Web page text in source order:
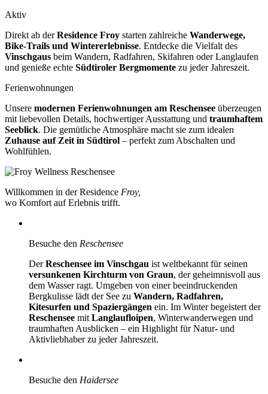
Aktiv
Direkt ab derResidence Froy starten zahlreiche Wanderwege,
Bike-Trails und Wintererlebnisse. Entdecke die Vielfalt des
Vinschgaus beim Wandern, Radfahren, Skifahren oder Langlaufen
und genieße echte Südtiroler Bergmomente zu jeder Jahreszeit.
Ferienwohnungen
Unsere modernen Ferienwohnungen am Reschensee überzeugen
mit liebevollen Details, hochwertiger Ausstattung und traumhaftem
Seeblick. Die gemütliche Atmosphäre macht sie zum idealen
Zuhause auf Zeit in Südtirol – perfekt zum Abschalten und
Wohlfühlen.
Willkommen in der Residence Froy,
wo Komfort auf Erlebnis trifft.
Besuche den Reschensee
DerReschensee im Vinschgau ist weltbekannt für seinen
versunkenen Kirchturm von Graun, der geheimnisvoll aus
dem Wasser ragt. Umgeben von einer beeindruckenden
Bergkulisse lädt der See zu Wandern, Radfahren,
Kitesurfen und Spaziergängen ein. Im Winter begeistert der
Reschensee mit Langlaufloipen, Winterwanderwegen und
traumhaften Ausblicken – ein Highlight für Natur- und
Aktivliebhaber zu jeder Jahreszeit.
Besuche den Haidersee